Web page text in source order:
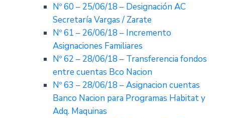
Nº 60 – 25/06/18 – Designación AC
Secretaría Vargas / Zarate
Nº 61 – 26/06/18 – Incremento
Asignaciones Familiares
Nº 62 – 28/06/18 – Transferencia fondos
entre cuentas Bco Nacion
Nº 63 – 28/06/18 – Asignacion cuentas
Banco Nacion para Programas Habitat y
Adq. Maquinas